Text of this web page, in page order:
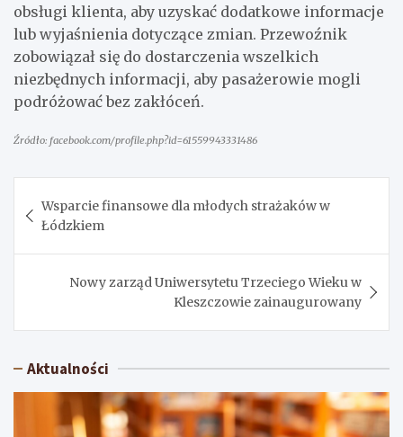
obsługi klienta, aby uzyskać dodatkowe informacje
lub wyjaśnienia dotyczące zmian. Przewoźnik
zobowiązał się do dostarczenia wszelkich
niezbędnych informacji, aby pasażerowie mogli
podróżować bez zakłóceń.
Źródło: facebook.com/profile.php?id=61559943331486
wpisu
Wsparcie finansowe dla młodych strażaków w
Łódzkiem
Nowy zarząd Uniwersytetu Trzeciego Wieku w
Kleszczowie zainaugurowany
Aktualności